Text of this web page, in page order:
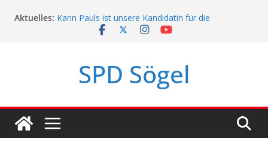
Inhalt
Aktuelles: Karin Pauls ist unsere Kandidatin für die
Landtagswahl!
SPD Sögel-Umfrage 2023
Politikerpaten-Programm für Jugendliche
SPD Sögel